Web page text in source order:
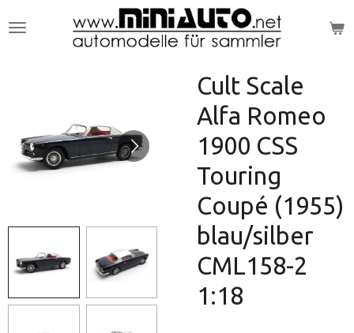
Hauptinhalt
Cult Scale
Alfa Romeo
1900 CSS
Touring
Coupé (1955)
blau/silber
CML158-2
1:18